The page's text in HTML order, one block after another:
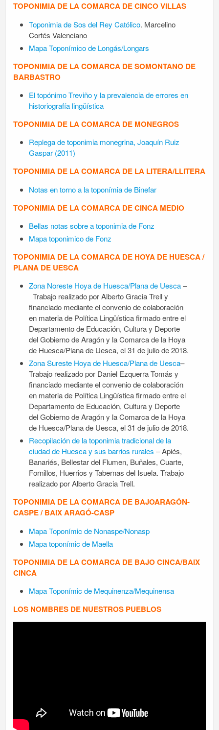
TOPONIMIA DE LA COMARCA DE CINCO VILLAS
Toponimia de Sos del Rey Católico. Marcelino
Cortés Valenciano
Mapa Toponímico de Longás/Longars
TOPONIMIA DE LA COMARCA DE SOMONTANO DE
BARBASTRO
El topónimo Treviño y la prevalencia de errores en
historiografía lingüística
TOPONIMIA DE LA COMARCA DE MONEGROS
Replega de toponimia monegrina, Joaquín Ruiz
Gaspar (2011)
TOPONIMIA DE LA COMARCA DE LA LITERA/LLITERA
Notas en torno a la toponímia de Binefar
TOPONIMIA DE LA COMARCA DE CINCA MEDIO
Bellas notas sobre a toponimia de Fonz
Mapa toponimico de Fonz
TOPONIMIA DE LA COMARCA DE HOYA DE HUESCA /
PLANA DE UESCA
Zona Noreste Hoya de Huesca/Plana de Uesca–
Trabajo realizado por Alberto Gracia Trell y
financiado mediante el convenio de colaboración
en materia de Política Lingüística firmado entre el
Departamento de Educación, Cultura y Deporte
del Gobierno de Aragón y la Comarca de la Hoya
de Huesca/Plana de Uesca, el 31 de julio de 2018.
Zona Sureste Hoya de Huesca/Plana de Uesca–
Trabajo realizado por Daniel Ezquerra Tomás y
financiado mediante el convenio de colaboración
en materia de Política Lingüística firmado entre el
Departamento de Educación, Cultura y Deporte
del Gobierno de Aragón y la Comarca de la Hoya
de Huesca/Plana de Uesca, el 31 de julio de 2018.
Recopilación de la toponimia tradicional de la
ciudad de Huesca y sus barrios rurales – Apiés,
Banariés, Bellestar del Flumen, Buñales, Cuarte,
Fornillos, Huerrios y Tabernas del Isuela. Trabajo
realizado por Alberto Gracia Trell.
TOPONIMIA DE LA COMARCA DE BAJOARAGÓN-
CASPE / BAIX ARAGÓ-CASP
Mapa Toponímic de Nonaspe/Nonasp
Mapa toponímic de Maella
TOPONIMIA DE LA COMARCA DE BAJO CINCA/BAIX
CINCA
Mapa Toponímic de Mequinenza/Mequinensa
LOS NOMBRES DE NUESTROS PUEBLOS